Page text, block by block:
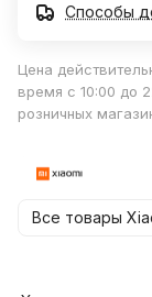
Способы
Цена
время с 10:00 до
розничных
Все товары